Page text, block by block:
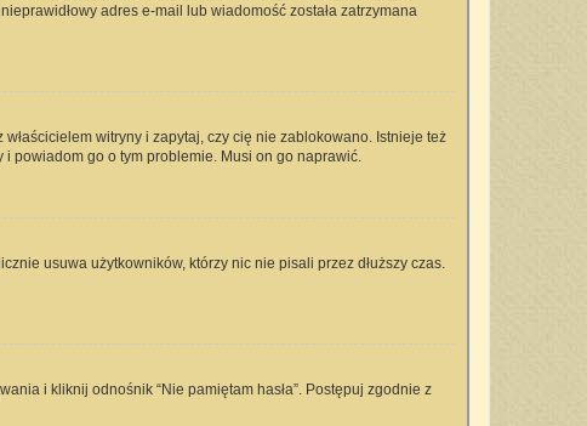
adres e-mail lub wiadomość została zatrzymana
witryny i zapytaj, czy cię nie zablokowano. Istnieje też
powiadom go o tym problemie. Musi on go naprawić.
usuwa użytkowników, którzy nic nie pisali przez dłuższy czas.
i kliknij odnośnik “Nie pamiętam hasła”. Postępuj zgodnie z